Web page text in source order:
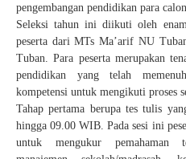
pengembangan pendidikan para
Seleksi tahun ini diikuti oleh
peserta dari MTs Ma’arif NU
Tuban. Para peserta merupakan
pendidikan yang telah
kompetensi untuk mengikuti proses
Tahap pertama berupa tes tulis
hingga 09.00 WIB. Pada sesi ini
untuk mengukur pemahaman